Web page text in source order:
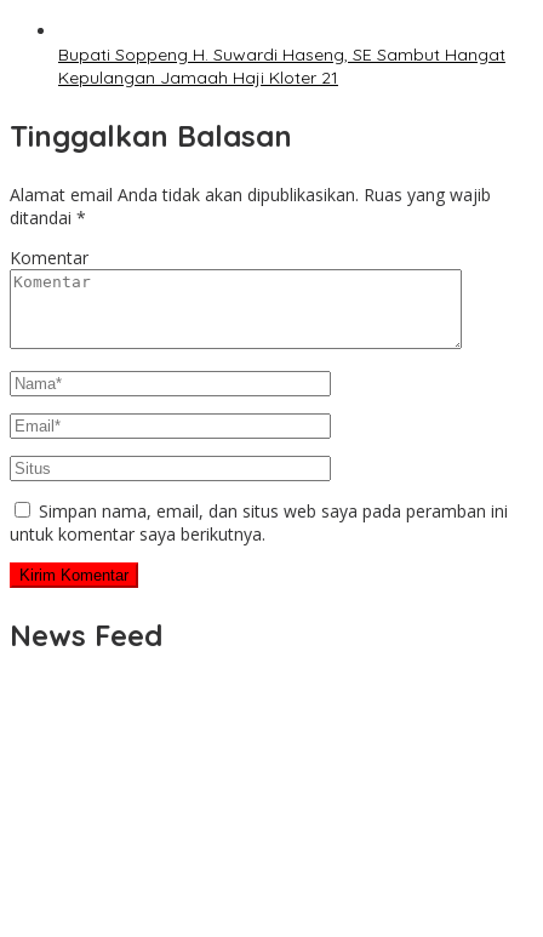
Bupati Soppeng H. Suwardi Haseng, SE Sambut Hangat
Kepulangan Jamaah Haji Kloter 21
Tinggalkan Balasan
Alamat email Anda tidak akan dipublikasikan. Ruas yang wajib
ditandai *
Komentar
Simpan nama, email, dan situs web saya pada peramban ini
untuk komentar saya berikutnya.
News Feed